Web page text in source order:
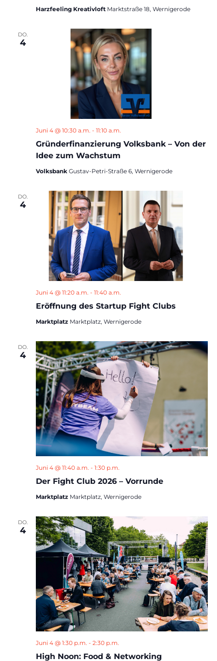
Harzfeeling Kreativloft Marktstraße 18, Wernigerode
DO.
4
Gründerfinanzierung Volksbank – Von der
Idee zum Wachstum
Juni 4 @ 10:30 a.m. - 11:10 a.m.
Volksbank Gustav-Petri-Straße 6, Wernigerode
DO.
4
Eröffnung des Startup Fight Clubs
Juni 4 @ 11:20 a.m. - 11:40 a.m.
Marktplatz Marktplatz, Wernigerode
DO.
4
Der Fight Club 2026 – Vorrunde
Juni 4 @ 11:40 a.m. - 1:30 p.m.
Marktplatz Marktplatz, Wernigerode
DO.
4
High Noon: Food & Networking
Juni 4 @ 1:30 p.m. - 2:30 p.m.